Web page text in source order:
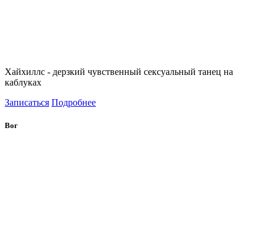
Хайхиллс - дерзкий чувственный сексуальный танец на
каблуках
Записаться Подробнее
Вог